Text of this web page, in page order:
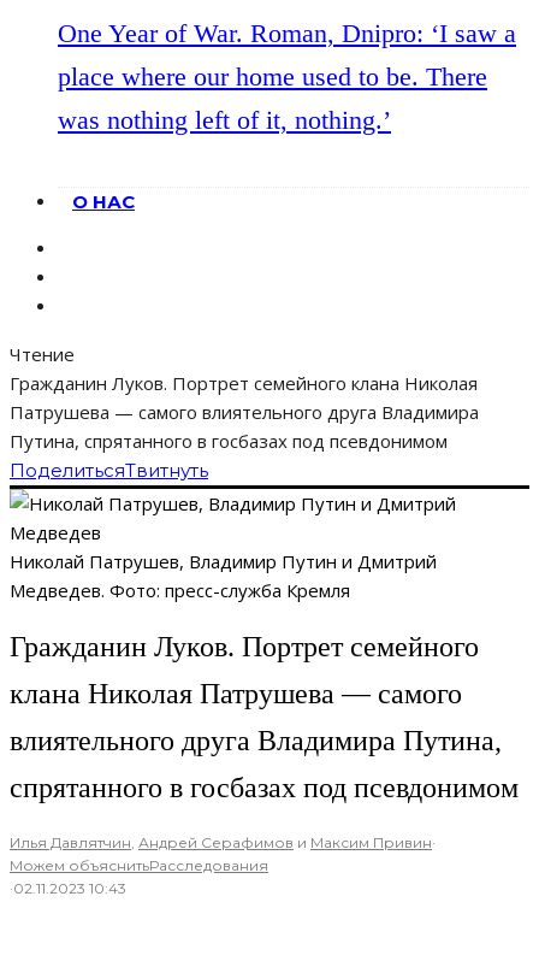
One Year of War. Roman, Dnipro: ‘I saw a
place where our home used to be. There
was nothing left of it, nothing.’
О НАС
Чтение
Гражданин Луков. Портрет семейного клана Николая
Патрушева — самого влиятельного друга Владимира
Путина, спрятанного в госбазах под псевдонимом
ПоделитьсяТвитнуть
Николай Патрушев, Владимир Путин и Дмитрий
Медведев. Фото: пресс-служба Кремля
Гражданин Луков. Портрет семейного
клана Николая Патрушева — самого
влиятельного друга Владимира Путина,
спрятанного в госбазах под псевдонимом
Илья Давлятчин, Андрей Серафимов и Максим Привин·
Можем объяснитьРасследования
·02.11.2023 10:43